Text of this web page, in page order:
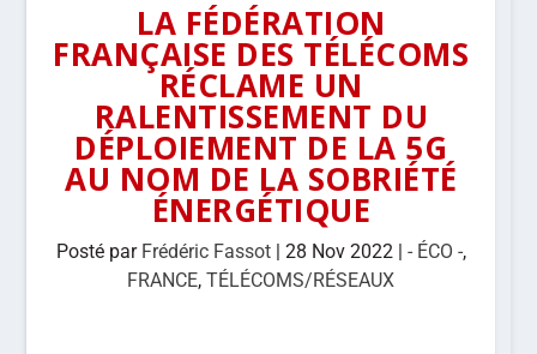
LA FÉDÉRATION
FRANÇAISE DES TÉLÉCOMS
RÉCLAME UN
RALENTISSEMENT DU
DÉPLOIEMENT DE LA 5G
AU NOM DE LA SOBRIÉTÉ
ÉNERGÉTIQUE
Posté par Frédéric Fassot| 28 Nov 2022| - ÉCO -,
FRANCE,TÉLÉCOMS/RÉSEAUX